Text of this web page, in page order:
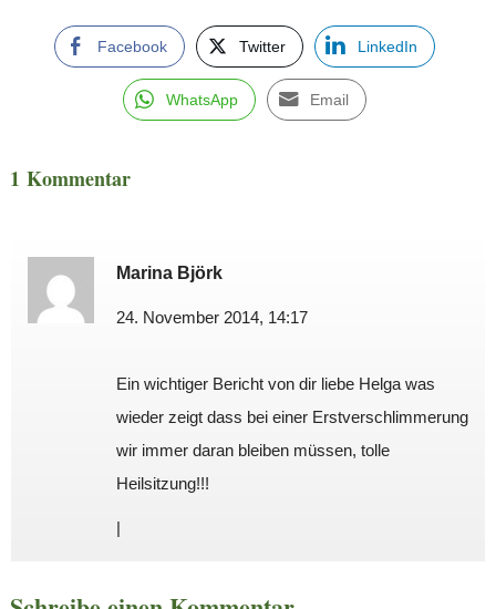
Facebook Twitter LinkedIn
WhatsApp Email
1 Kommentar
Marina Björk
24. November 2014, 14:17
Ein wichtiger Bericht von dir liebe Helga was
wieder zeigt dass bei einer Erstverschlimmerung
wir immer daran bleiben müssen, tolle
Heilsitzung!!!
|